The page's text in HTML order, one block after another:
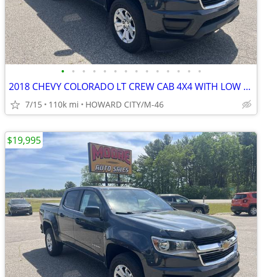
• • • • • • • • • • • • • •
2018 CHEVY COLORADO LT CREW CAB 4X4 WITH LOW MILES
7/15 110k mi HOWARD CITY/M-46
$19,995